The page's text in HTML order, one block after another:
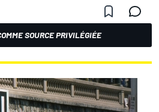
SOURCE PRIVILÉGIÉE